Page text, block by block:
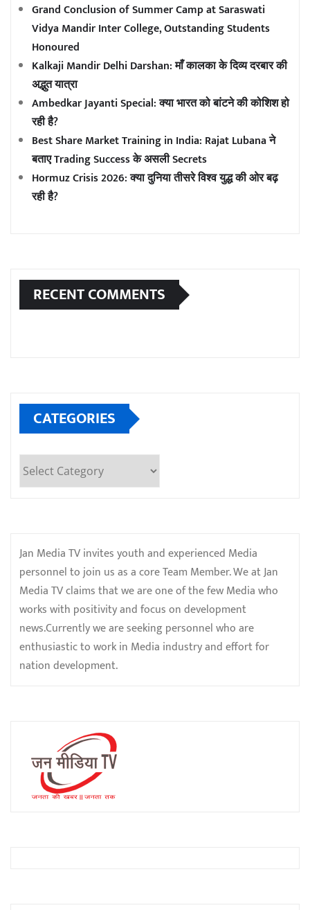
Grand Conclusion of Summer Camp at Saraswati
Vidya Mandir Inter College, Outstanding Students
Honoured
Kalkaji Mandir Delhi Darshan: माँ कालका के दिव्य दरबार की
अद्भुत यात्रा
Ambedkar Jayanti Special: क्या भारत को बांटने की कोशिश हो
रही है?
Best Share Market Training in India: Rajat Lubana ने
बताए Trading Success के असली Secrets
Hormuz Crisis 2026: क्या दुनिया तीसरे विश्व युद्ध की ओर बढ़
रही है?
RECENT COMMENTS
CATEGORIES
Categories
Jan Media TV invites youth and experienced Media
personnel to join us as a core Team Member. We at Jan
Media TV claims that we are one of the few Media who
works with positivity and focus on development
news.Currently we are seeking personnel who are
enthusiastic to work in Media industry and effort for
nation development.